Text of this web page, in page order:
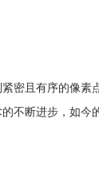
密且有序的像
断进步，如